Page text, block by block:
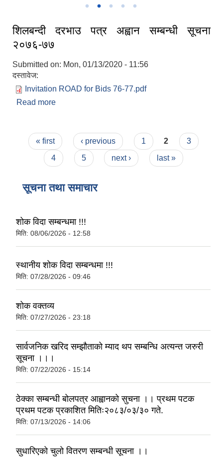
शिलबन्दी दरभाउ पत्र अह्वान सम्बन्धी सूचना
२०७६-७७
Submitted on: Mon, 01/13/2020 - 11:56
दस्तावेज:
Invitation ROAD for Bids 76-77.pdf
Read more
Pages
« first ‹ previous 1 2
3
4
5 next › last »
सूचना तथा समाचार
शोक विदा सम्बन्धमा !!!
मिति: 08/06/2026 - 12:58
स्थानीय शोक विदा सम्बन्धमा !!!
मिति: 07/28/2026 - 09:46
शोक वक्तव्य
मिति: 07/27/2026 - 23:18
सार्वजनिक खरिद सम्झौताको म्याद थप सम्बन्धि अत्यन्त जरुरी
सूचना ।।।
मिति: 07/22/2026 - 15:14
ठेक्का सम्बन्धी बोलपत्र आह्वानको सुचना ।। प्रथम पटक
प्रथम पटक प्रकाशित मितिः२०८३/०३/३० गते.
मिति: 07/13/2026 - 14:06
सुधारिएको चुलो वितरण सम्बन्धी सूचना ।।